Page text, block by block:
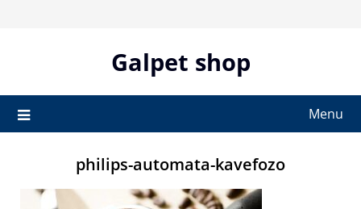
Galpet shop
Menu
philips-automata-kavefozo